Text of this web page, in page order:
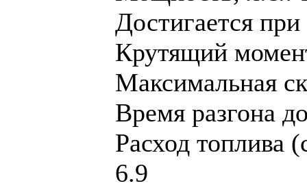
Достигается
Крутящий
Максимальная
Время разгона
Расход топлива
6.9